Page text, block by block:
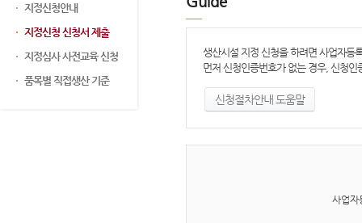
지정신청안내
지정신청 신청서 제출
지정심사 사전교육 신청
품목별 직접생산 기준
생산시설 지정 신청을 하려면 사업자등
먼저 신청인증번호가 없는 경우, 신청
신청절차안내 도움말
사업자